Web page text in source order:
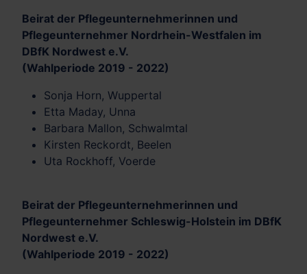
Beirat der Pflegeunternehmerinnen und
Pflegeunternehmer Nordrhein-Westfalen im
DBfK Nordwest e.V.
(Wahlperiode 2019 - 2022)
Sonja Horn, Wuppertal
Etta Maday, Unna
Barbara Mallon, Schwalmtal
Kirsten Reckordt, Beelen
Uta Rockhoff, Voerde
Beirat der Pflegeunternehmerinnen und
Pflegeunternehmer Schleswig-Holstein im DBfK
Nordwest e.V.
(Wahlperiode 2019 - 2022)